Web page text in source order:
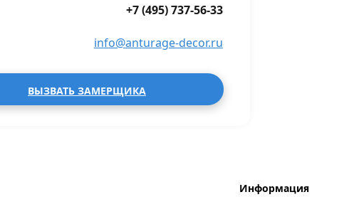
+7 (495) 737-56-33
info@anturage-decor.ru
ВЫЗВАТЬ ЗАМЕРЩИКА
Информация